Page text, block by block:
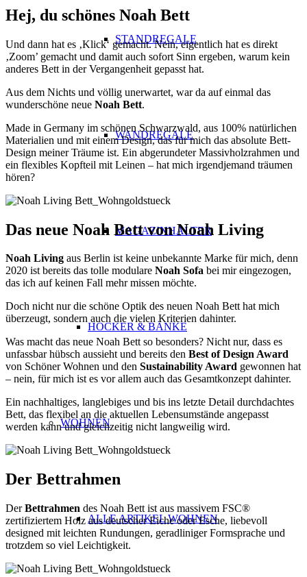
STANDREGALE
WANDREGALE
MAGAZINHALTER
HOCKER & BÄNKE
WOHNEN
ALLE ARTIKEL WOHNEN
Hej, du schönes Noah Bett
Und dann hat es ‚Klick‘ gemacht. Nein, eigentlich hat es direkt
‚Zoom’ gemacht und damit auch sofort Sinn ergeben, warum kein
anderes Bett in der Vergangenheit gepasst hat.
Aus dem Nichts und völlig unerwartet, war da auf einmal das
wunderschöne neue Noah Bett.
Made in Germany im schönen Schwarzwald, aus 100% natürlichen
Materialien und mit einem Design, das für mich das absolute Bett-
Design meiner Träume ist. Ein abgerundeter Massivholzrahmen und
ein flexibles Kopfteil mit Leinen – hat mich irgendjemand träumen
hören?
Das neue Noah BettvonNoah Living
Noah Living aus Berlin ist keine unbekannte Marke für mich, denn
2020 ist bereits das tolle modulare Noah Sofa bei mir eingezogen,
das ich auf keinen Fall mehr missen möchte.
Doch nicht nur die schöne Optik des neuen Noah Bett hat mich
überzeugt, sondern auch die vielen Kriterien dahinter.
Was macht das neue Noah Bett so besonders? Nicht nur, dass es
unfassbar hübsch aussieht und bereits den Best of Design Award
von Schöner Wohnen und den Sustainability Award gewonnen hat
– nein, für mich ist es vor allem auch das Gesamtkonzept dahinter.
Ein nachhaltiges, langlebiges und bis ins letzte Detail durchdachtes
Bett, das flexibel an die aktuellen Lebensumstände angepasst
werden kann und gleichzeitig nicht langweilig wird.
Der Bettrahmen
DerBettrahmen des Noah Bett ist aus massivem FSC®
zertifiziertem Holz aus deutscher Eiche oder Esche, liebevoll
designed mit leichten Rundungen, geradliniger Formsprache und
trotzdem so viel Leichtigkeit.